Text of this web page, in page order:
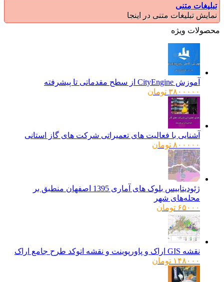
متنی
تبلیغات متنی در اینجا
ویژه
آموزش CityEngine از سطح مقدماتی تا پیشرفته
۳۸۰۰۰۰۰ تومان
آشنایی با فعالیت های تعمیراتی شرکت های گاز استانی
۸۰۰۰۰۰ تومان
ژئودیتابیس بلوک های آماری 1395 اصفهان منطبق بر
محله‌های شهر
۶۵۰۰۰ تومان
نقشه GIS اراک و پاورپوینت و نقشه اتوکد طرح جامع اراک
۱۴۸۰۰۰ تومان